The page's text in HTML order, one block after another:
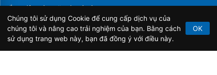
Tổng Biên Tập: Vũ Đức Thuận
Giấy phép hoạt động báo chí điện tử số 64/GP-BTTTT do Bộ
Thông tin và Truyền thông cấp ngày 21/2/2020.
Chúng tôi sử dụng Cookie để cung cấp dịch vụ của
chúng tôi và nâng cao trải nghiệm của bạn. Bằng cách
sử dụng trang web này, bạn đã đồng ý với điều này.
OK